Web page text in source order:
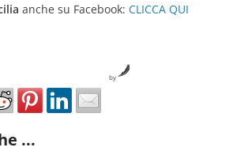
anche su Facebook: CLICCA QUI
by
...